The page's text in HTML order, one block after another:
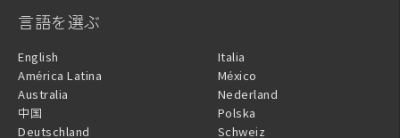
言語を選ぶ
English
América Latina
Australia
中国
Deutschland
Italia
México
Nederland
Polska
Schweiz